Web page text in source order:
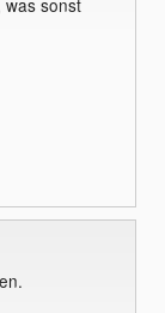
was sonst